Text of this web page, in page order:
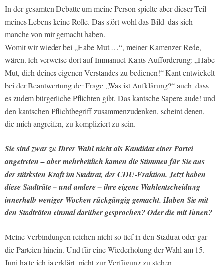
In der gesamten Debatte um meine Person spielte aber dieser Teil
meines Lebens keine Rolle. Das stört wohl das Bild, das sich
manche von mir gemacht haben.
Womit wir wieder bei „Habe Mut …“, meiner Kamenzer Rede,
wären. Ich verweise dort auf Immanuel Kants Aufforderung: „Habe
Mut, dich deines eigenen Verstandes zu bedienen!“ Kant entwickelt
bei der Beantwortung der Frage „Was ist Aufklärung?“ auch, dass
es zudem bürgerliche Pflichten gibt. Das kantsche Sapere aude! und
den kantschen Pflichtbegriff zusammenzudenken, scheint denen,
die mich angreifen, zu kompliziert zu sein.
Sie sind zwar zu Ihrer Wahl nicht als Kandidat einer Partei
angetreten – aber mehrheitlich kamen die Stimmen für Sie aus
der stärksten Kraft im Stadtrat, der CDU-Fraktion. Jetzt haben
diese Stadträte – und andere – ihre eigene Wahlentscheidung
innerhalb weniger Wochen rückgängig gemacht. Haben Sie mit
den Stadträten einmal darüber gesprochen? Oder die mit Ihnen?
Meine Verbindungen reichen nicht so tief in den Stadtrat oder gar
die Parteien hinein. Und für eine Wiederholung der Wahl am 15.
Juni hatte ich ja erklärt, nicht zur Verfügung zu stehen.